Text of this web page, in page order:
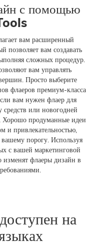
с помощью
вам расширенный
позволяет вам создавать
сложных процедур.
вам управлять
Просто выберите
флаеров премиум-класса
вам нужен флаер для
или новогодней
продуманные идеи
и привлекательностью,
порогу. Используя
с вашей маркетинговой
изменят флаеры дизайн в
на